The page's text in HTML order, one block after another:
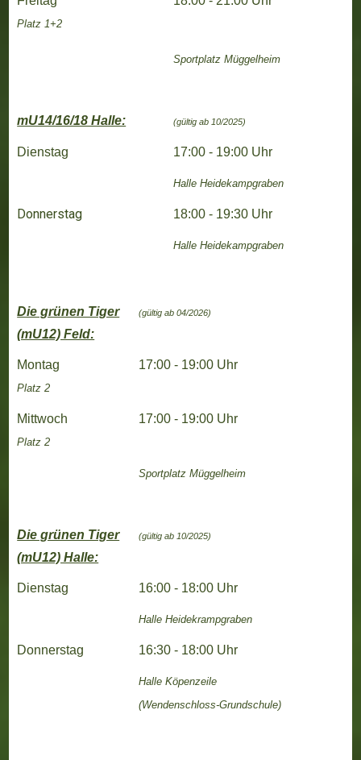
Platz 1+2
Sportplatz Müggelheim
mU14/16/18 Halle: (gültig ab 10/2025)
Dienstag 17:00 - 19:00 Uhr
Halle Heidekampgraben
Donnerstag 18:00 - 19:30 Uhr
Halle Heidekampgraben
Die grünen Tiger
(mU12) Feld:
(gültig ab 04/2026)
Montag
Platz 2
17:00 - 19:00 Uhr
Mittwoch
Platz 2
17:00 - 19:00 Uhr
Sportplatz Müggelheim
Die grünen Tiger
(mU12) Halle:
(gültig ab 10/2025)
Dienstag 16:00 - 18:00 Uhr
HalleHeidekrampgraben
Donnerstag 16:30 - 18:00 Uhr
HalleKöpenzeile
(Wendenschloss-Grundschule)